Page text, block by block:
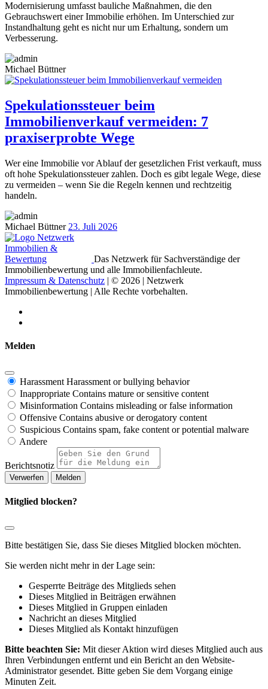
Modernisierung umfasst bauliche Maßnahmen, die den
Gebrauchswert einer Immobilie erhöhen. Im Unterschied zur
Instandhaltung geht es nicht nur um Erhaltung, sondern um
Verbesserung.
Michael Büttner
Spekulationssteuer beim
Immobilienverkauf vermeiden: 7
praxiserprobte Wege
Wer eine Immobilie vor Ablauf der gesetzlichen Frist verkauft, muss
oft hohe Spekulationssteuer zahlen. Doch es gibt legale Wege, diese
zu vermeiden – wenn Sie die Regeln kennen und rechtzeitig
handeln.
Michael Büttner 23. Juli 2026
Das Netzwerk für Sachverständige der
Immobilienbewertung und alle Immobilienfachleute.
Impressum & Datenschutz | © 2026 | Netzwerk
Immobilienbewertung | Alle Rechte vorbehalten.
Melden
Harassment Harassment or bullying behavior
Inappropriate Contains mature or sensitive content
Misinformation Contains misleading or false information
Offensive Contains abusive or derogatory content
Suspicious Contains spam, fake content or potential malware
Andere
Berichtsnotiz
Melden
Mitglied blocken?
Bitte bestätigen Sie, dass Sie dieses Mitglied blocken möchten.
Sie werden nicht mehr in der Lage sein:
Gesperrte Beiträge des Mitglieds sehen
Dieses Mitglied in Beiträgen erwähnen
Dieses Mitglied in Gruppen einladen
Nachricht an dieses Mitglied
Dieses Mitglied als Kontakt hinzufügen
Bitte beachten Sie: Mit dieser Aktion wird dieses Mitglied auch aus
Ihren Verbindungen entfernt und ein Bericht an den Website-
Administrator gesendet. Bitte geben Sie dem Vorgang einige
Minuten Zeit.